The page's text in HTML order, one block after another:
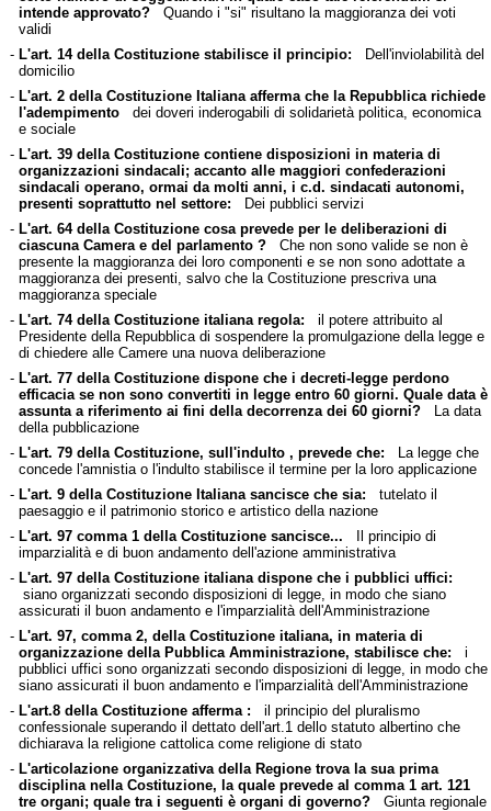
intende approvato?Quando i "si" risultano la maggioranza dei voti
validi
- L'art. 14 della Costituzione stabilisce il principio: Dell'inviolabilità del
domicilio
- L'art. 2 della Costituzione Italiana afferma che la Repubblica richiede
l'adempimentodei doveri inderogabili di solidarietà politica, economica
e sociale
- L'art. 39 della Costituzione contiene disposizioni in materia di
organizzazioni sindacali; accanto alle maggiori confederazioni
sindacali operano, ormai da molti anni, i c.d. sindacati autonomi,
presenti soprattutto nel settore: Dei pubblici servizi
- L'art. 64 della Costituzione cosa prevede per le deliberazioni di
ciascuna Camera e del parlamento ?Che non sono valide se non è
presente la maggioranza dei loro componenti e se non sono adottate a
maggioranza dei presenti, salvo che la Costituzione prescriva una
maggioranza speciale
- L'art. 74 della Costituzione italiana regola: il potere attribuito al
Presidente della Repubblica di sospendere la promulgazione della legge e
di chiedere alle Camere una nuova deliberazione
- L'art. 77 della Costituzione dispone che i decreti-legge perdono
efficacia se non sono convertiti in legge entro 60 giorni. Quale data è
assunta a riferimento ai fini della decorrenza dei 60 giorni?La data
della pubblicazione
- L'art. 79 della Costituzione, sull'indulto , prevede che: La legge che
concede l'amnistia o l'indulto stabilisce il termine per la loro applicazione
- L'art. 9 della Costituzione Italiana sancisce che sia: tutelato il
paesaggio e il patrimonio storico e artistico della nazione
- L'art. 97 comma 1 della Costituzione sancisce... Il principio di
imparzialità e di buon andamento dell'azione amministrativa
- L'art. 97 della Costituzione italiana dispone che i pubblici uffici:
siano organizzati secondo disposizioni di legge, in modo che siano
assicurati il buon andamento e l'imparzialità dell'Amministrazione
- L'art. 97, comma 2, della Costituzione italiana, in materia di
organizzazione della Pubblica Amministrazione, stabilisce che: i
pubblici uffici sono organizzati secondo disposizioni di legge, in modo che
siano assicurati il buon andamento e l'imparzialità dell'Amministrazione
- L'art.8 della Costituzione afferma : il principio del pluralismo
confessionale superando il dettato dell'art.1 dello statuto albertino che
dichiarava la religione cattolica come religione di stato
- L'articolazione organizzativa della Regione trova la sua prima
disciplina nella Costituzione, la quale prevede al comma 1 art. 121
tre organi; quale tra i seguenti è organi di governo?Giunta regionale